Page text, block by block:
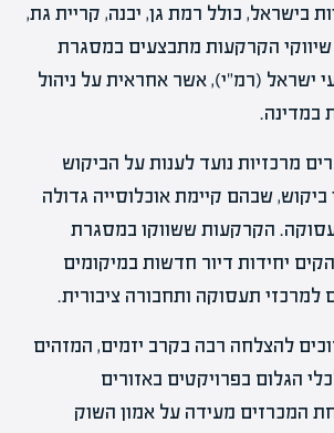
בישראל, כולל רמת גן, יבנה, קריית גת,
הקרקעות מתבצעים במסגרת
ישראל (רמ"י), אשר אחראית על ניהול
במדינה.
מרכזיות נועד לענות על הביקוש
ביקוש, שבהם קיימת אוכלוסייה גדולה
תעסוקה. הקרקעות ששווקו במסגרת
יחידות דיור חדשות במיקומים
למרכזי תעסוקה ותחבורה ציבורית.
להצלחה רבה בקרב יזמים, המזהים
הגלום בפרויקטים באזורים
המכרזים מעידה על אמון השוק